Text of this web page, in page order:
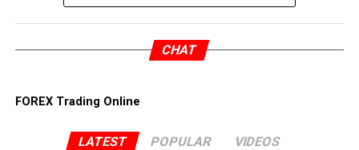
CHAT
FOREX Trading Online
LATEST POPULAR VIDEOS